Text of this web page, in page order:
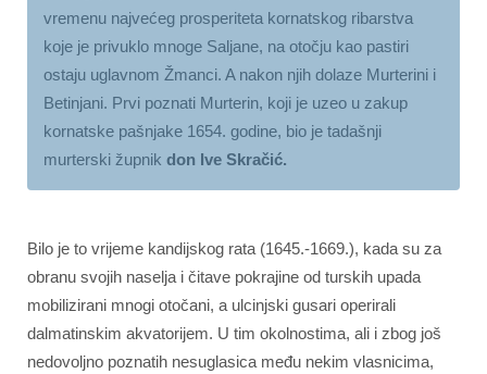
vremenu najvećeg prosperiteta kornatskog ribarstva
koje je privuklo mnoge Saljane, na otočju kao pastiri
ostaju uglavnom Žmanci. A nakon njih dolaze Murterini i
Betinjani. Prvi poznati Murterin, koji je uzeo u zakup
kornatske pašnjake 1654. godine, bio je tadašnji
murterski župnik don Ive Skračić.
Bilo je to vrijeme kandijskog rata (1645.-1669.), kada su za
obranu svojih naselja i čitave pokrajine od turskih upada
mobilizirani mnogi otočani, a ulcinjski gusari operirali
dalmatinskim akvatorijem. U tim okolnostima, ali i zbog još
nedovoljno poznatih nesuglasica među nekim vlasnicima,